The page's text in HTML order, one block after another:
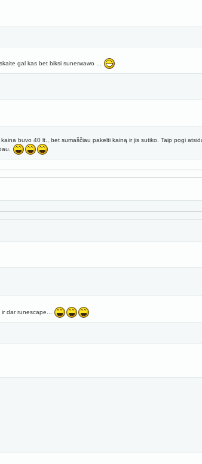
gal kas bet biksi sunerwawo ...
buvo 40 lt., bet sumaščiau pakelti kainą ir jis sutiko. Taip pogi
dar runescape...